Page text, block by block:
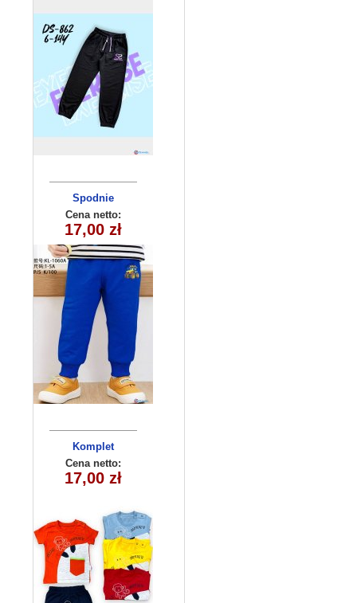
Spodnie
dziecięce
KL-1060A
Cena netto:
17,00 zł
Komplet
niemowlęcy
5580 (6-24m)
4szt
Cena netto:
17,00 zł